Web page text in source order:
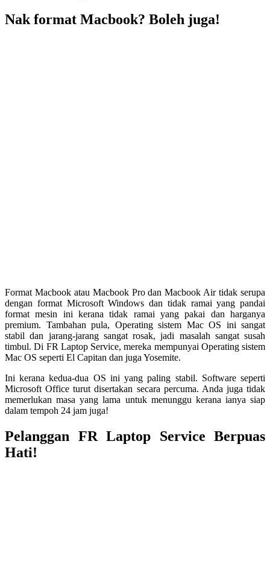
Nak format Macbook? Boleh juga!
Format Macbook atau Macbook Pro dan Macbook Air tidak serupa
dengan format Microsoft Windows dan tidak ramai yang pandai
format mesin ini kerana tidak ramai yang pakai dan harganya
premium. Tambahan pula, Operating sistem Mac OS ini sangat
stabil dan jarang-jarang sangat rosak, jadi masalah sangat susah
timbul. Di FR Laptop Service, mereka mempunyai Operating sistem
Mac OS seperti El Capitan dan juga Yosemite.
Ini kerana kedua-dua OS ini yang paling stabil. Software seperti
Microsoft Office turut disertakan secara percuma. Anda juga tidak
memerlukan masa yang lama untuk menunggu kerana ianya siap
dalam tempoh 24 jam juga!
Pelanggan FR Laptop Service Berpuas
Hati!